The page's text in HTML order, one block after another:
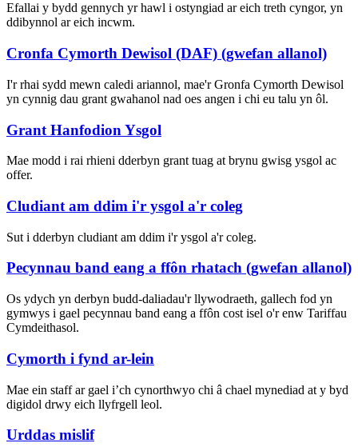
Efallai y bydd gennych yr hawl i ostyngiad ar eich treth cyngor, yn
ddibynnol ar eich incwm.
Cronfa Cymorth Dewisol (DAF) (gwefan allanol)
I'r rhai sydd mewn caledi ariannol, mae'r Gronfa Cymorth Dewisol
yn cynnig dau grant gwahanol nad oes angen i chi eu talu yn ôl.
Grant Hanfodion Ysgol
Mae modd i rai rhieni dderbyn grant tuag at brynu gwisg ysgol ac
offer.
Cludiant am ddim i'r ysgol a'r coleg
Sut i dderbyn cludiant am ddim i'r ysgol a'r coleg.
Pecynnau band eang a ffôn rhatach (gwefan allanol)
Os ydych yn derbyn budd-daliadau'r llywodraeth, gallech fod yn
gymwys i gael pecynnau band eang a ffôn cost isel o'r enw Tariffau
Cymdeithasol.
Cymorth i fynd ar-lein
Mae ein staff ar gael i’ch cynorthwyo chi â chael mynediad at y byd
digidol drwy eich llyfrgell leol.
Urddas mislif